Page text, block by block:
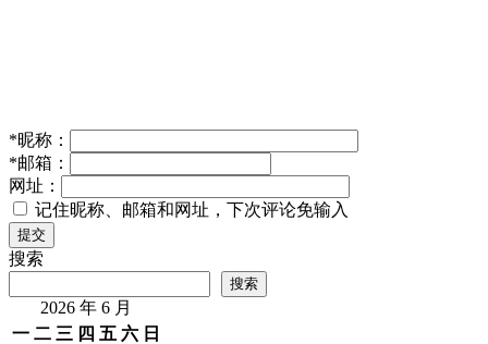
*昵称：
*邮箱：
网址：
记住昵称、邮箱和网址，下次评论免输入
提交
搜索
搜索
2026 年 6 月
一 二 三 四 五 六 日